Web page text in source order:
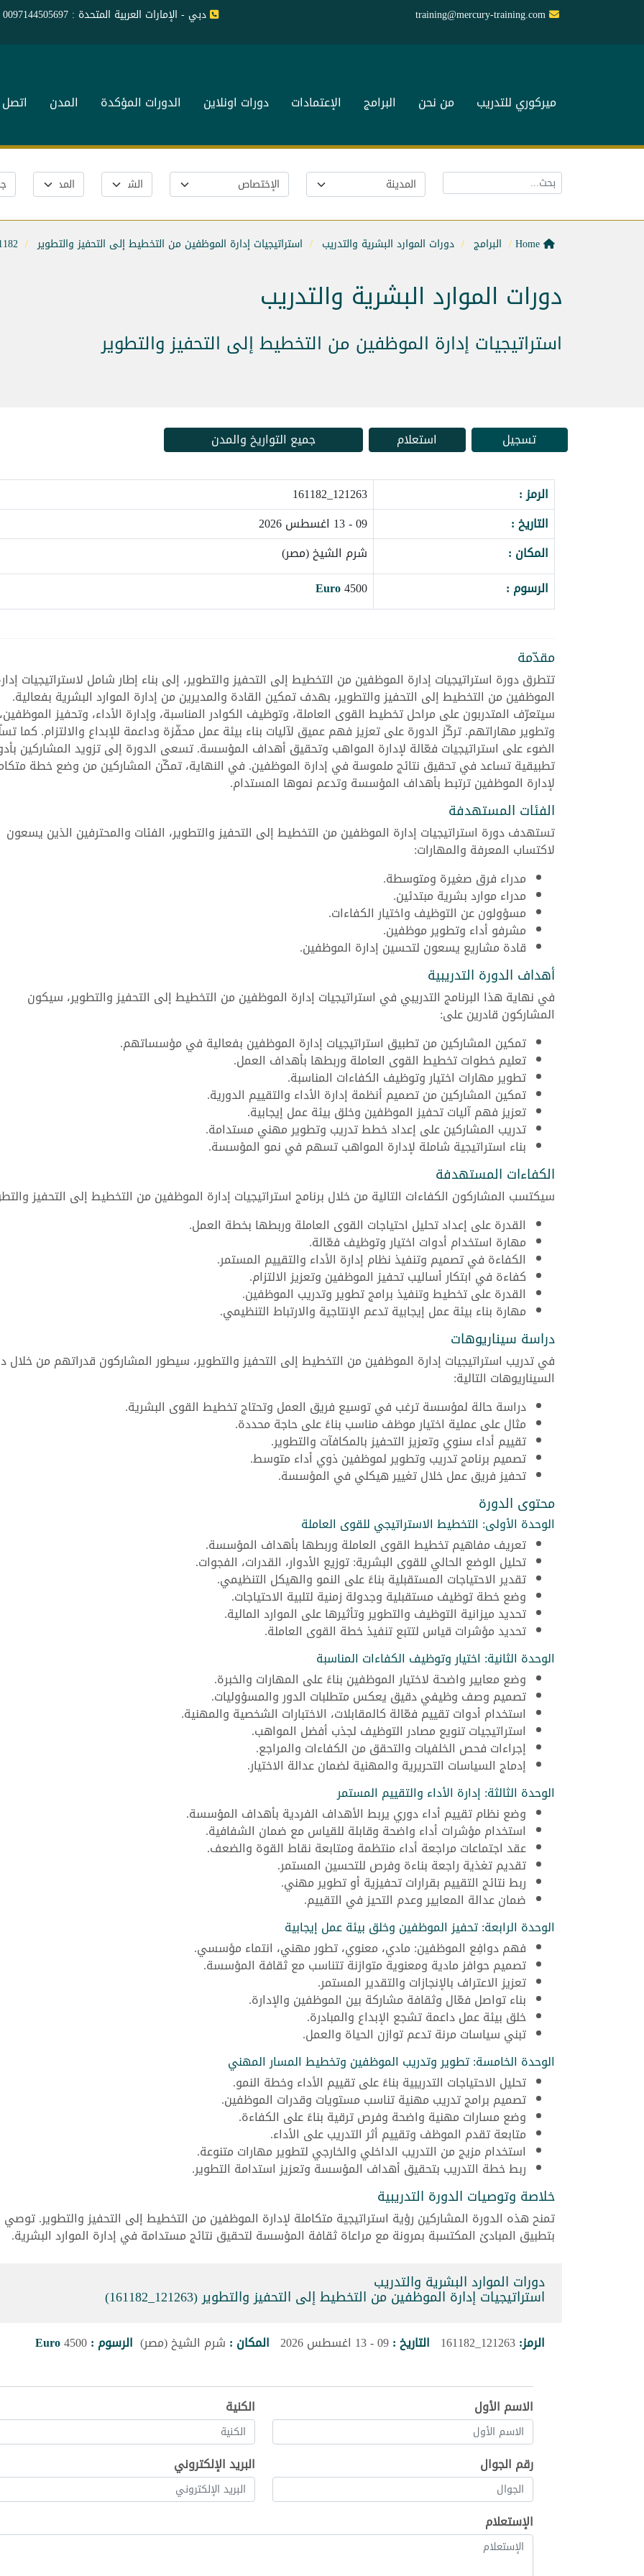
training@mercury-training.com دبي - الإمارات العربية المتحدة : 0097144505697
ميركوري للتدريب من نحن البرامج الإعتمادات دورات اونلاين الدورات المؤكدة المدن اتصل
البرامج دورات الموارد البشرية والتدريب استراتيجيات إدارة الموظفين من التخطيط إلى التحفيز والتطوير
دورات الموارد البشرية والتدريب
استراتيجيات إدارة الموظفين من التخطيط إلى التحفيز والتطوير
تسجيل استعلام جميع التواريخ والمدن
الرمز :
121263_161182
التاريخ :
09 - 13 اغسطس 2026
المكان :
شرم الشيخ (مصر)
الرسوم :
4500
Euro
مقدّمة
تتطرق دورة استراتيجيات إدارة الموظفين من التخطيط إلى التحفيز والتطوير، إلى بناء إطار شامل لاستراتيجيات
الموظفين من التخطيط إلى التحفيز والتطوير، بهدف تمكين القادة والمديرين من إدارة الموارد البشرية بفعالية.
سيتعرّف المتدربون على مراحل تخطيط القوى العاملة، وتوظيف الكوادر المناسبة، وإدارة الأداء، وتحفيز الموظفين،
وتطوير مهاراتهم. تركّز الدورة على تعزيز فهم عميق لآليات بناء بيئة عمل محفّزة وداعمة للإبداع والالتزام. كما
الضوء على استراتيجيات فعّالة لإدارة المواهب وتحقيق أهداف المؤسسة. تسعى الدورة إلى تزويد المشاركين
تطبيقية تساعد في تحقيق نتائج ملموسة في إدارة الموظفين. في النهاية، تمكّن المشاركين من وضع خطة
لإدارة الموظفين ترتبط بأهداف المؤسسة وتدعم نموها المستدام.
الفئات المستهدفة
تستهدف دورة استراتيجيات إدارة الموظفين من التخطيط إلى التحفيز والتطوير، الفئات والمحترفين الذين يسعون
لاكتساب المعرفة والمهارات:
مدراء فرق صغيرة ومتوسطة.
مدراء موارد بشرية مبتدئين.
مسؤولون عن التوظيف واختيار الكفاءات.
مشرفو أداء وتطوير موظفين.
قادة مشاريع يسعون لتحسين إدارة الموظفين.
أهداف الدورة التدريبية
في نهاية هذا البرنامج التدريبي في استراتيجيات إدارة الموظفين من التخطيط إلى التحفيز والتطوير، سيكون
المشاركون قادرين على:
تمكين المشاركين من تطبيق استراتيجيات إدارة الموظفين بفعالية في مؤسساتهم.
تعليم خطوات تخطيط القوى العاملة وربطها بأهداف العمل.
تطوير مهارات اختيار وتوظيف الكفاءات المناسبة.
تمكين المشاركين من تصميم أنظمة إدارة الأداء والتقييم الدورية.
تعزيز فهم آليات تحفيز الموظفين وخلق بيئة عمل إيجابية.
تدريب المشاركين على إعداد خطط تدريب وتطوير مهني مستدامة.
بناء استراتيجية شاملة لإدارة المواهب تسهم في نمو المؤسسة.
الكفاءات المستهدفة
سيكتسب المشاركون الكفاءات التالية من خلال برنامج استراتيجيات إدارة الموظفين من التخطيط إلى التحفيز
القدرة على إعداد تحليل احتياجات القوى العاملة وربطها بخطة العمل.
مهارة استخدام أدوات اختيار وتوظيف فعّالة.
الكفاءة في تصميم وتنفيذ نظام إدارة الأداء والتقييم المستمر.
كفاءة في ابتكار أساليب تحفيز الموظفين وتعزيز الالتزام.
القدرة على تخطيط وتنفيذ برامج تطوير وتدريب الموظفين.
مهارة بناء بيئة عمل إيجابية تدعم الإنتاجية والارتباط التنظيمي.
دراسة سيناريوهات
في تدريب استراتيجيات إدارة الموظفين من التخطيط إلى التحفيز والتطوير، سيطور المشاركون قدراتهم من خلال
السيناريوهات التالية:
دراسة حالة لمؤسسة ترغب في توسيع فريق العمل وتحتاج تخطيط القوى البشرية.
مثال على عملية اختيار موظف مناسب بناءً على حاجة محددة.
تقييم أداء سنوي وتعزيز التحفيز بالمكافآت والتطوير.
تصميم برنامج تدريب وتطوير لموظفين ذوي أداء متوسط.
تحفيز فريق عمل خلال تغيير هيكلي في المؤسسة.
محتوى الدورة
الوحدة الأولى: التخطيط الاستراتيجي للقوى العاملة
تعريف مفاهيم تخطيط القوى العاملة وربطها بأهداف المؤسسة.
تحليل الوضع الحالي للقوى البشرية: توزيع الأدوار، القدرات، الفجوات.
تقدير الاحتياجات المستقبلية بناءً على النمو والهيكل التنظيمي.
وضع خطة توظيف مستقبلية وجدولة زمنية لتلبية الاحتياجات.
تحديد ميزانية التوظيف والتطوير وتأثيرها على الموارد المالية.
تحديد مؤشرات قياس لتتبع تنفيذ خطة القوى العاملة.
الوحدة الثانية: اختيار وتوظيف الكفاءات المناسبة
وضع معايير واضحة لاختيار الموظفين بناءً على المهارات والخبرة.
تصميم وصف وظيفي دقيق يعكس متطلبات الدور والمسؤوليات.
استخدام أدوات تقييم فعّالة كالمقابلات، الاختبارات الشخصية والمهنية.
استراتيجيات تنويع مصادر التوظيف لجذب أفضل المواهب.
إجراءات فحص الخلفيات والتحقق من الكفاءات والمراجع.
إدماج السياسات التحريرية والمهنية لضمان عدالة الاختيار.
الوحدة الثالثة: إدارة الأداء والتقييم المستمر
وضع نظام تقييم أداء دوري يربط الأهداف الفردية بأهداف المؤسسة.
استخدام مؤشرات أداء واضحة وقابلة للقياس مع ضمان الشفافية.
عقد اجتماعات مراجعة أداء منتظمة ومتابعة نقاط القوة والضعف.
تقديم تغذية راجعة بناءة وفرص للتحسين المستمر.
ربط نتائج التقييم بقرارات تحفيزية أو تطوير مهني.
ضمان عدالة المعايير وعدم التحيز في التقييم.
الوحدة الرابعة: تحفيز الموظفين وخلق بيئة عمل إيجابية
فهم دوافِع الموظفين: مادي، معنوي، تطور مهني، انتماء مؤسسي.
تصميم حوافز مادية ومعنوية متوازنة تتناسب مع ثقافة المؤسسة.
تعزيز الاعتراف بالإنجازات والتقدير المستمر.
بناء تواصل فعّال وثقافة مشاركة بين الموظفين والإدارة.
خلق بيئة عمل داعمة تشجع الإبداع والمبادرة.
تبني سياسات مرنة تدعم توازن الحياة والعمل.
الوحدة الخامسة: تطوير وتدريب الموظفين وتخطيط المسار المهني
تحليل الاحتياجات التدريبية بناءً على تقييم الأداء وخطة النمو.
تصميم برامج تدريب مهنية تناسب مستويات وقدرات الموظفين.
وضع مسارات مهنية واضحة وفرص ترقية بناءً على الكفاءة.
متابعة تقدم الموظف وتقييم أثر التدريب على الأداء.
استخدام مزيج من التدريب الداخلي والخارجي لتطوير مهارات متنوعة.
ربط خطة التدريب بتحقيق أهداف المؤسسة وتعزيز استدامة التطوير.
خلاصة وتوصيات الدورة التدريبية
تمنح هذه الدورة المشاركين رؤية استراتيجية متكاملة لإدارة الموظفين من التخطيط إلى التحفيز والتطوير. توصي
بتطبيق المبادئ المكتسبة بمرونة مع مراعاة ثقافة المؤسسة لتحقيق نتائج مستدامة في إدارة الموارد البشرية.
دورات الموارد البشرية والتدريب
استراتيجيات إدارة الموظفين من التخطيط إلى التحفيز والتطوير (121263_161182)
الرمز:121263_161182 التاريخ :09 - 13 اغسطس 2026 المكان : شرم الشيخ (مصر) الرسوم :4500
Euro
الاسم الأول الكنية
رقم الجوال البريد الإلكتروني
الإستعلام